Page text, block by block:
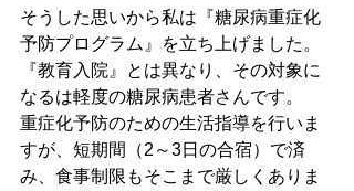
そうした思いから私は『糖尿病重症化
予防プログラム』を立ち上げました。
『教育入院』とは異なり、その対象に
なるは軽度の糖尿病患者さんです。
重症化予防のための生活指導を行いま
すが、短期間（2～3日の合宿）で済
み、食事制限もそこまで厳しくありま